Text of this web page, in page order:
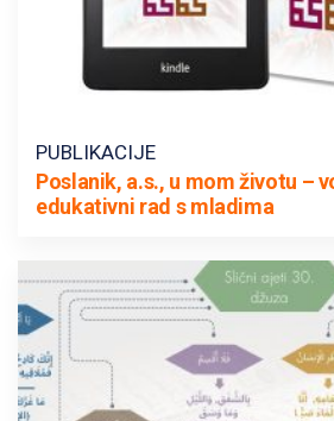
PUBLIKACIJE
Poslanik, a.s., u mom životu –
edukativni rad s mladima